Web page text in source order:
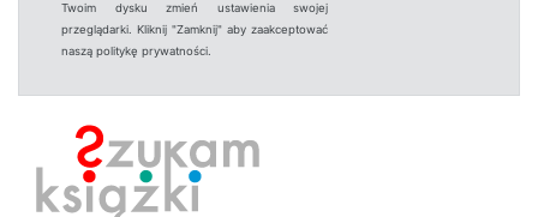
Twoim dysku zmień ustawienia swojej
przeglądarki. Kliknij "Zamknij" aby zaakceptować
naszą politykę prywatności.